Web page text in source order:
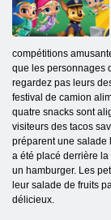
compétitions
que les personnages
regardez pas leurs
festival de camion
quatre snacks sont
visiteurs des tacos
préparent une salade
a été placé derrière
un hamburger. Les
leur salade de fruits
délicieux.